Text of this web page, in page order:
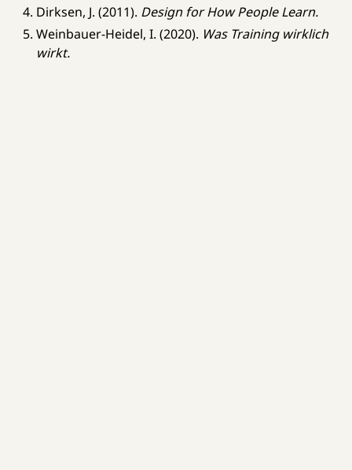
Dirksen, J. (2011). Design for How People Learn.
Weinbauer-Heidel, I. (2020). Was Training wirklich
wirkt.